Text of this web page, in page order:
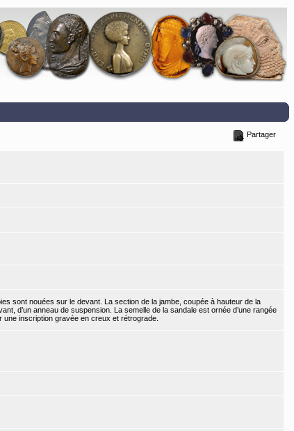
Partager
sont nouées sur le devant. La section de la jambe, coupée à hauteur de la
d’un anneau de suspension. La semelle de la sandale est ornée d’une rangée
inscription gravée en creux et rétrograde.